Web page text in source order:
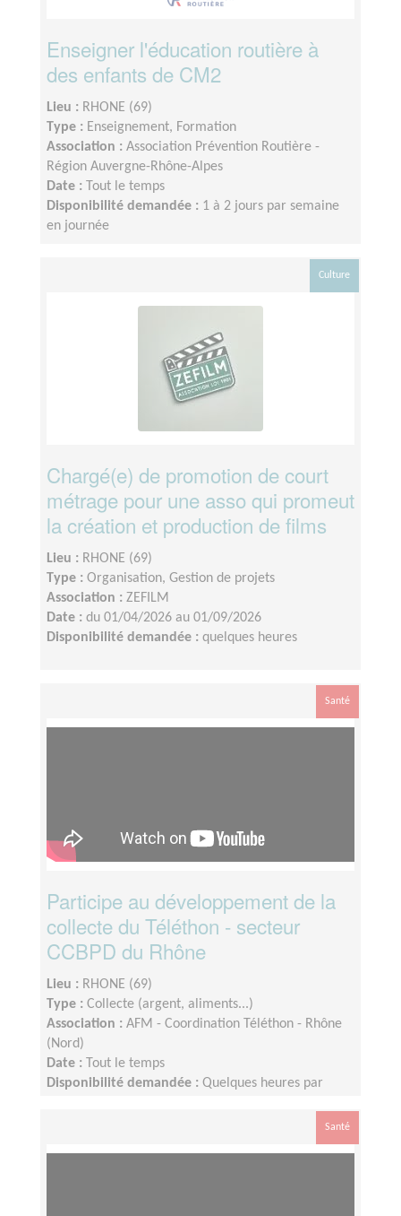
Enseigner l'éducation routière à
des enfants de CM2
Lieu : RHONE (69)
Type : Enseignement, Formation
Association : Association Prévention Routière -
Région Auvergne-Rhône-Alpes
Date :
Tout le temps
Disponibilité demandée : 1 à 2 jours par semaine
en journée
Culture
Chargé(e) de promotion de court
métrage pour une asso qui promeut
la création et production de films
Lieu : RHONE (69)
Type : Organisation, Gestion de projets
Association : ZEFILM
Date : du 01/04/2026 au 01/09/2026
Disponibilité demandée : quelques heures
Santé
Participe au développement de la
collecte du Téléthon - secteur
CCBPD du Rhône
Lieu : RHONE (69)
Type : Collecte (argent, aliments...)
Association : AFM - Coordination Téléthon - Rhône
(Nord)
Date :
Tout le temps
Disponibilité demandée : Quelques heures par
Santé